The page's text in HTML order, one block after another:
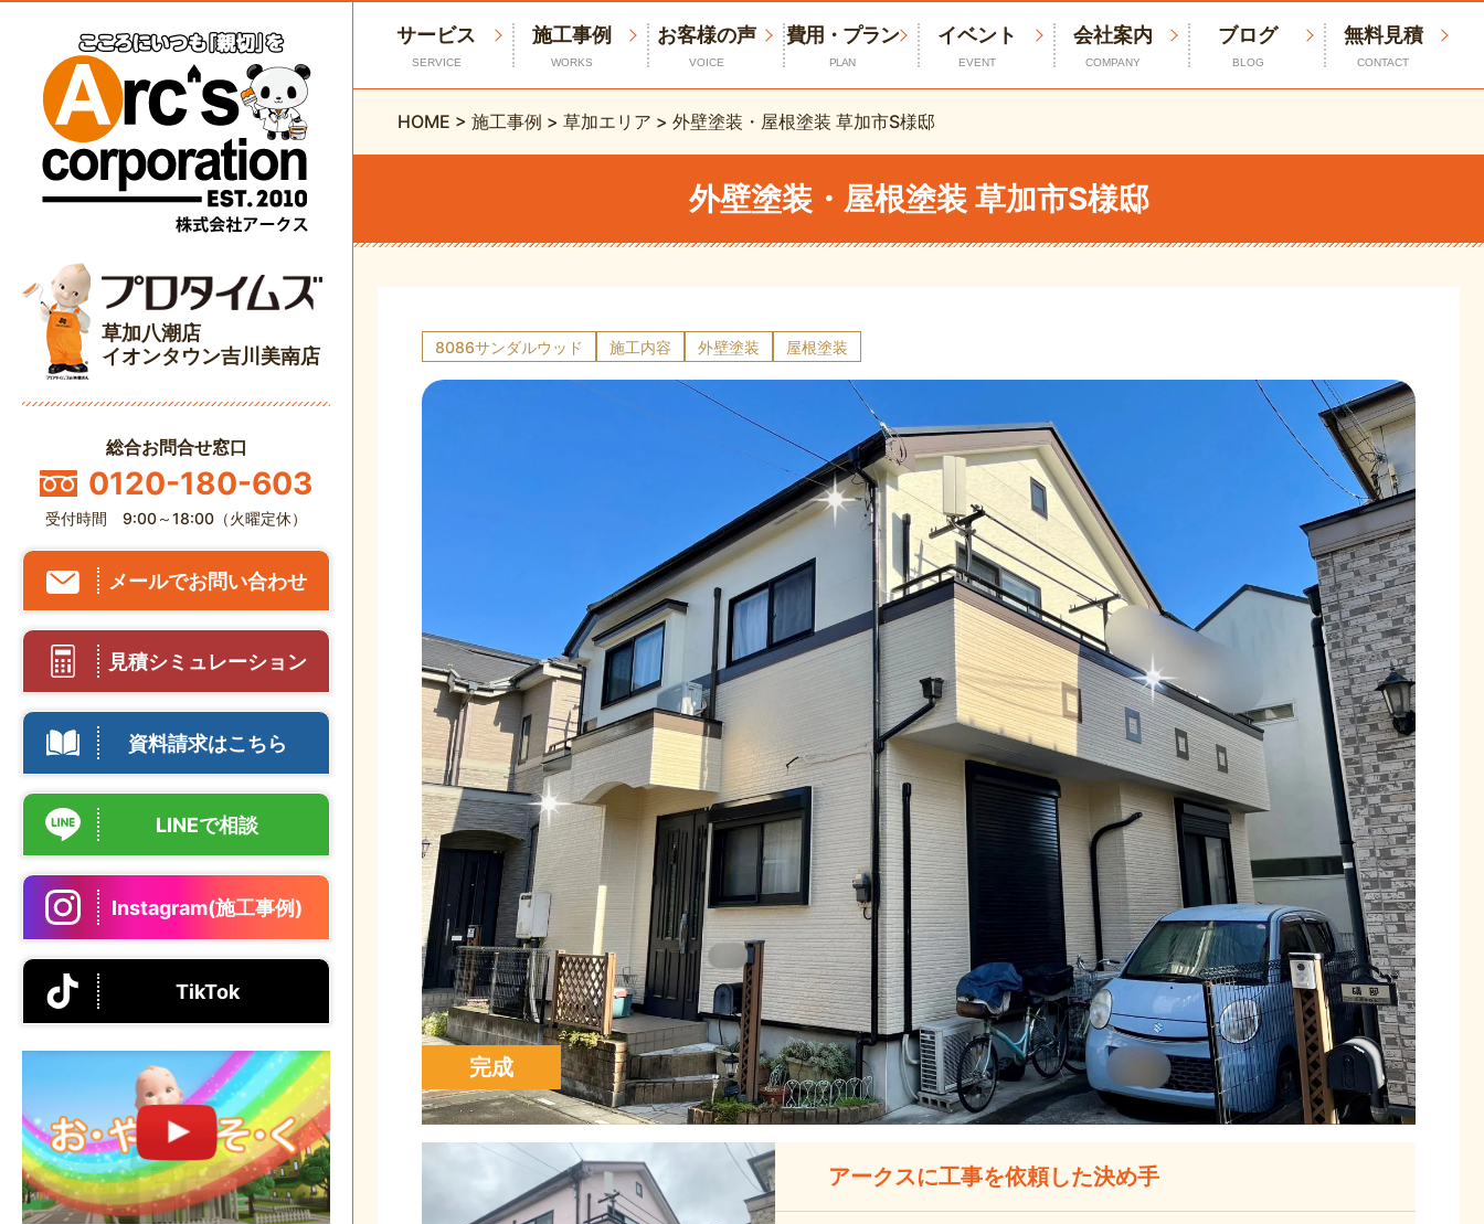
草加八潮店
イオンタウン吉川美南店
総合お問合せ窓口
0120-180-603
受付時間 9:00～18:00（火曜定休）
メールでお問い合わせ
見積シミュレーション
資料請求はこちら
LINEで相談
Instagram(施工事例)
TikTok
サービス
SERVICE
施工事例
WORKS
お客様の声
VOICE
費用・プラン
PLAN
イベント
EVENT
会社案内
COMPANY
ブログ
BLOG
無料見積
CONTACT
HOME > 施工事例 > 草加エリア > 外壁塗装・屋根塗装 草加市S様邸
外壁塗装・屋根塗装 草加市S様邸
8086サンダルウッド 施工内容 外壁塗装 屋根塗装
完成
アークスに工事を依頼した決め手